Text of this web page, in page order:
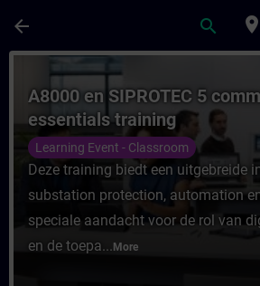
arrow_back search place
Course - A8000 en
A8000 en SIPROTEC 5
essentials training
Learning Event - Classroom
Deze training biedt een uitgebreide
substation protection, automation
speciale aandacht voor de rol van
en de toepa... More